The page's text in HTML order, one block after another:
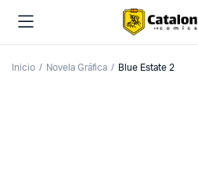
Inicio Novela Gráfica Blue Estate 2